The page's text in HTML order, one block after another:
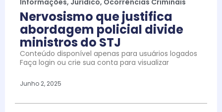
Nervosismo que justifica
abordagem policial divide
ministros do STJ
Conteúdo disponível apenas para usuários logados
Faça login ou crie sua conta para visualizar
Junho 2, 2025